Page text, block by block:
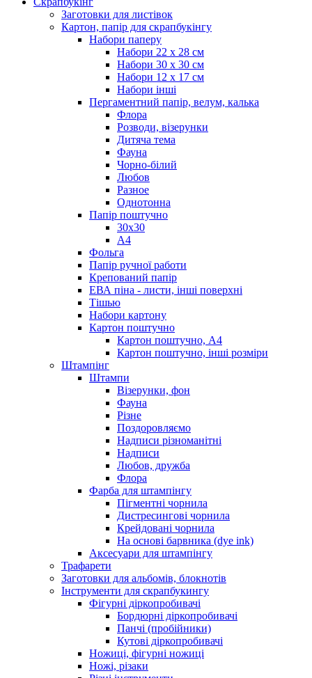
Заготовки для листівок
Картон, папір для скрапбукінгу
Набори паперу
Набори 22 х 28 см
Набори 30 х 30 см
Набори 12 х 17 см
Набори інші
Пергаментний папір, велум, калька
Флора
Розводи, візерунки
Дитяча тема
Фауна
Чорно-білий
Любов
Разное
Однотонна
Папір поштучно
30х30
А4
Фольга
Папір ручної работи
Крепований папір
ЕВА піна - листи, інші поверхні
Тішью
Набори картону
Картон поштучно
Картон поштучно, А4
Картон поштучно, інші розміри
Штампінг
Штампи
Візерунки, фон
Фауна
Різне
Поздоровляємо
Надписи різноманітні
Надписи
Любов, дружба
Флора
Фарба для штампінгу
Пігментні чорнила
Дистресингові чорнила
Крейдовані чорнила
На основі барвника (dye ink)
Аксесуари для штампінгу
Трафарети
Заготовки для альбомів, блокнотів
Інструменти для скрапбукингу
Фігурні діркопробивачі
Бордюрні діркопробивачі
Панчі (пробійники)
Кутові діркопробивачі
Ножиці, фігурні ножиці
Ножі, різаки